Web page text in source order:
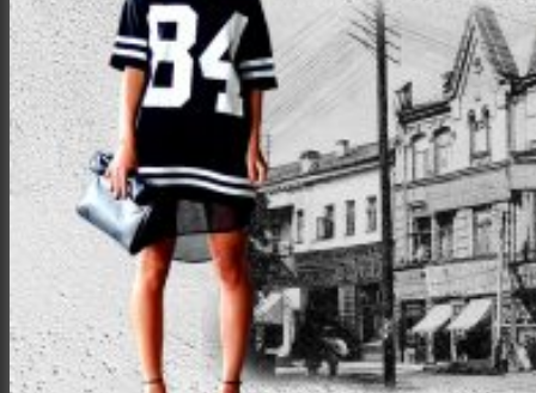
Репортажи и корпоративы
Фуд фотограф
Семейная и детская фотосъемка